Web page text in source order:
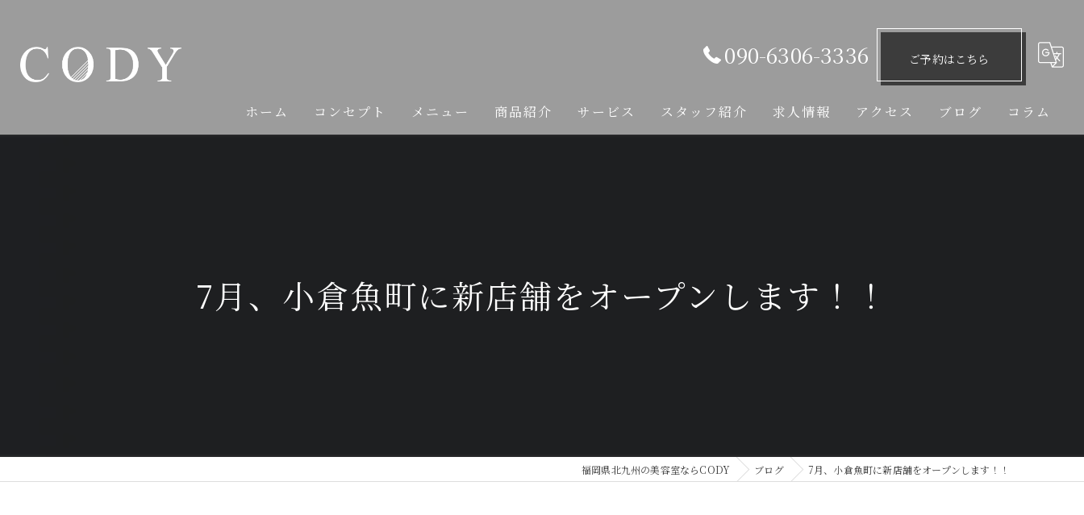
090-6306-3336 ご予約はこちら
ホーム コンセプト メニュー 商品紹介 サービス
トリートメント
スタッフ紹介 求人情報 アクセス ブログ コラム
7月、小倉魚町に新店舗をオープンします！！
福岡県北九州の美容室ならCODY ブログ 7月、小倉魚町に新店舗をオープンします！！